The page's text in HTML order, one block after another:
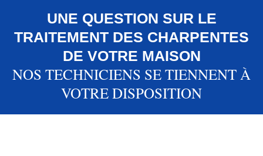
UNE QUESTION SUR LE
TRAITEMENT DES CHARPENTES
DE VOTRE MAISON
NOS TECHNICIENS SE TIENNENT À
VOTRE DISPOSITION